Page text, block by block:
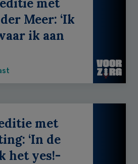
met
Meer: ‘Ik
ik aan
met
‘In de
het yes!-